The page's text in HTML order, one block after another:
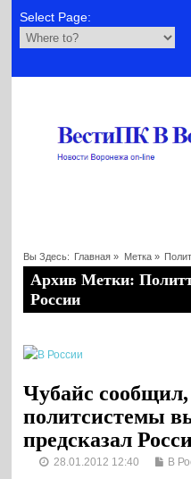
Select Page:
Вы Здесь: Главная » Метка »
Архив Метки:
России
Чубайс
политсистемы
предсказал
28.01.2012 12:40 В